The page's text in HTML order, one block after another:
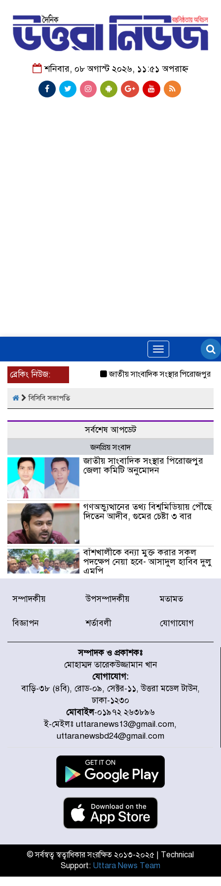
শনিবার, ০৮ অগাস্ট ২০২৬, ১১:৫১ অপরাহ্ন
Toggle
navigation
ব্রেকিং নিউজ: জাতীয় সাংবাদিক সংস্থার পিরোজপুর
বিসিবি সভাপতি
সর্বশেষ আপডেট
জনপ্রিয় সংবাদ
জাতীয় সাংবাদিক সংস্থার পিরোজপুর
জেলা কমিটি অনুমোদন
গণঅভ্যুত্থানের তথ্য বিশ্বমিডিয়ায় পৌঁছে
দিতেন আদীব, গুমের চেষ্টা ৩ বার
বাঁশখালীকে বন্যা মুক্ত করার সকল
পদক্ষেপ নেয়া হবে- আসাদুল হাবিব দুলু
এমপি
বিদ্যুৎ-জ্বালানি খাতে অস্থিরতা তৈরির
টাইফুন ‘ডলফিনের’ আঘাতে জাপানে
৫ আহত, চীনে বন্দর বন্ধ
চিকিৎসা খাতে জিডিপির ৫ শতাংশ
বরাদ্দের ঘোষণা স্থানীয় সরকার মন্ত্রীর
জুলাই জাদুঘর ঘুরে দেখলেন এনসিপি
যুক্তরাষ্ট্রে দাবানল নেভাতে গিয়ে
হেলিকপ্টার বিধ্বস্ত, নিহত ১
মজুদদারের সর্বোচ্চ শাস্তি মৃত্যুদণ্ড, তাই
আন্তর্জাতিক আদিবাসী দিবস: রাষ্ট্রের
সম্পাদকীয় উপসম্পাদকীয় মতামত
বিজ্ঞাপন শর্তাবলী যোগাযোগ
সম্পাদক ও প্রকাশকঃ
মোহাম্মদ তারেকউজ্জামান খান
যোগাযোগ:
বাড়ি-৩৮ (৪বি), রোড-০৯, সেক্টর-১১, উত্তরা মডেল টাউন,
ঢাকা-১২৩০
মোবাইল-০১৯৭২ ২৬৩৮৯৬
ই-মেইলঃ uttaranews13@gmail.com,
uttaranewsbd24@gmail.com
© সর্বস্বত্ব স্বত্বাধিকার সংরক্ষিত ২০১৩-২০২৫ | Technical
Support: Uttara News Team